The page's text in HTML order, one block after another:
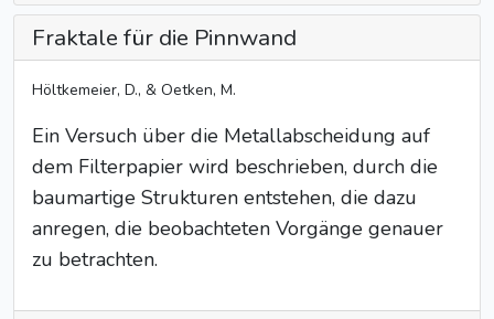
Fraktale für die Pinnwand
Höltkemeier, D., & Oetken, M.
Ein Versuch über die Metallabscheidung auf
dem Filterpapier wird beschrieben, durch die
baumartige Strukturen entstehen, die dazu
anregen, die beobachteten Vorgänge genauer
zu betrachten.